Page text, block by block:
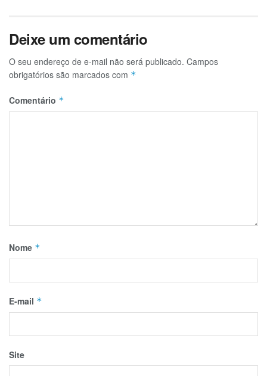
Deixe um comentário
O seu endereço de e-mail não será publicado. Campos
obrigatórios são marcados com *
Comentário *
Nome *
E-mail *
Site